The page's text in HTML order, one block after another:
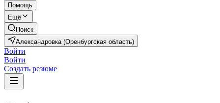
Помощь
Ещё
Поиск
Александровка (Оренбургская область)
Войти
Войти
Создать резюме